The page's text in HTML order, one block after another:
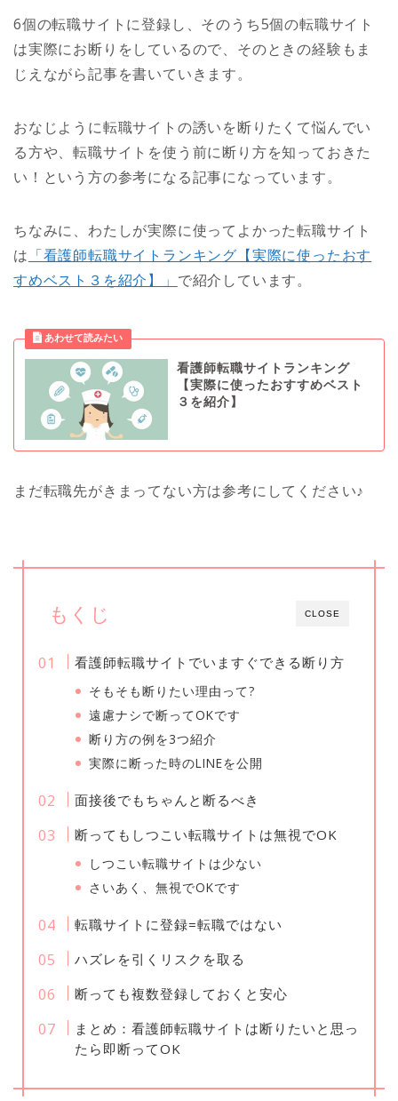
6個の転職サイトに登録し、そのうち5個の転職サイト
は実際にお断りをしているので、そのときの経験もま
じえながら記事を書いていきます。
おなじように転職サイトの誘いを断りたくて悩んでい
る方や、転職サイトを使う前に断り方を知っておきた
い！という方の参考になる記事になっています。
ちなみに、わたしが実際に使ってよかった転職サイト
は 「看護師転職サイトランキング【実際に使ったおす
すめベスト３を紹介】」 で紹介しています。
看護師転職サイトランキング
【実際に使ったおすすめベスト
３を紹介】
まだ転職先がきまってない方は参考にしてください♪
CLOSE
もくじ
看護師転職サイトでいますぐできる断り方
そもそも断りたい理由って?
遠慮ナシで断ってOKです
断り方の例を3つ紹介
実際に断った時のLINEを公開
面接後でもちゃんと断るべき
断ってもしつこい転職サイトは無視でOK
しつこい転職サイトは少ない
さいあく、無視でOKです
転職サイトに登録=転職ではない
ハズレを引くリスクを取る
断っても複数登録しておくと安心
まとめ：看護師転職サイトは断りたいと思っ
たら即断ってOK